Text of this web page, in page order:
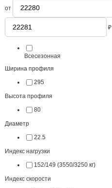
от
₽
Сезонность
Всесезонная
Ширина профиля
295
Высота профиля
80
Диаметр
22.5
Индекс нагрузки
152/149 (3550/3250 кг)
Индекс скорости